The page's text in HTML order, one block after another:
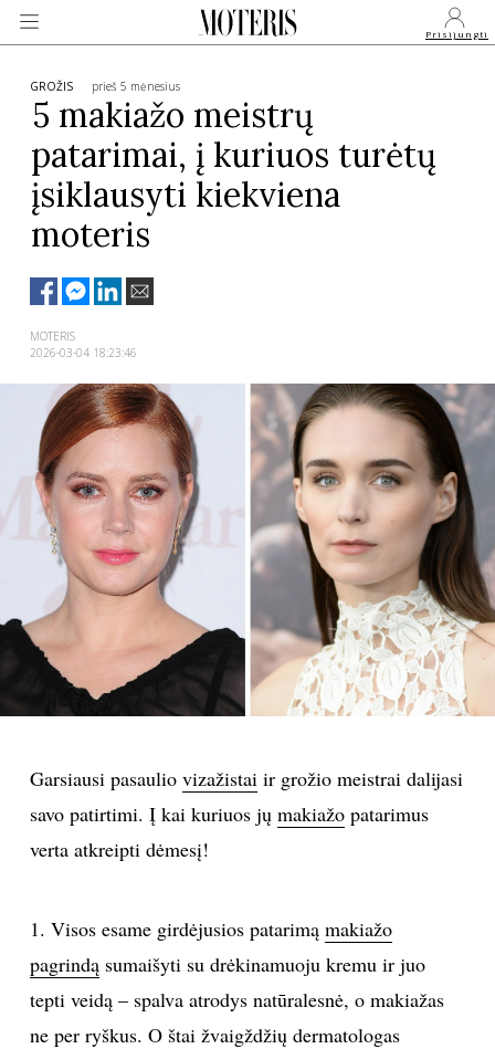
Prisijungti
VEIDAI
MONARCHIJA
MADA
GROŽIS
SVEIKATA
APIE MANE
PSICHOLOGIJA
HOROSKOPAI
ASTROLOGIJA
POLITIKA
KULTŪRA
LAISVALAIKIS
MUZIKA
TEATRAS
GROŽIS prieš 5 mėnesius
5 makiažo meistrų
patarimai, į kuriuos turėtų
įsiklausyti kiekviena
moteris
MOTERIS
2026-03-04 18:23:46
Garsiausi pasaulio vizažistaiir grožio meistrai dalijasi
savo patirtimi. Į kai kuriuos jų makiažopatarimus
verta atkreipti dėmesį!
1. Visos esame girdėjusios patarimą makiažo
pagrindąsumaišyti su drėkinamuoju kremu ir juo
tepti veidą – spalva atrodys natūralesnė, o makiažas
ne per ryškus. O štai žvaigždžių dermatologas